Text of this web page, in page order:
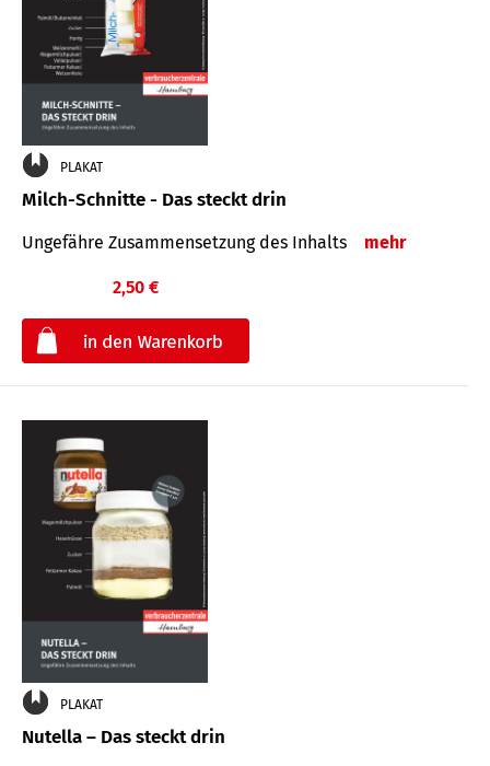
PLAKAT
Milch-Schnitte - Das steckt drin
Ungefähre Zu­sammen­setzung des Inhalts mehr
2,50 €
PLAKAT
Nutella – Das steckt drin